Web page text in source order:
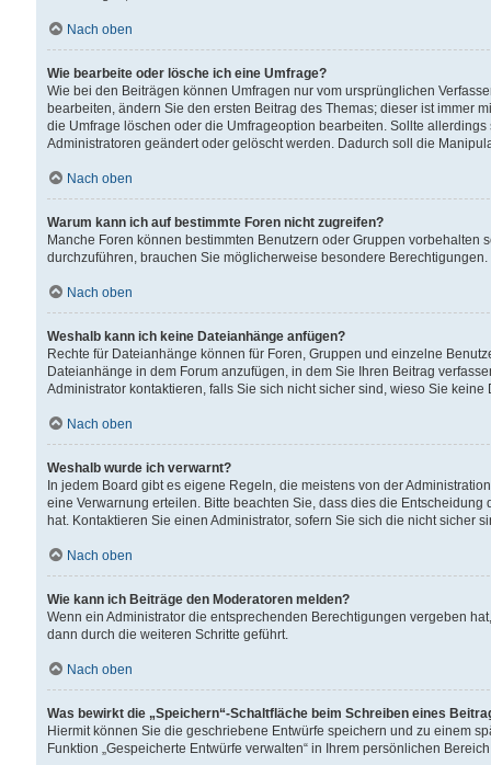
Nach oben
Wie bearbeite oder lösche ich eine Umfrage?
Wie bei den Beiträgen können Umfragen nur vom ursprünglichen
bearbeiten, ändern Sie den ersten Beitrag des Themas; dieser ist immer
die Umfrage löschen oder die Umfrageoption bearbeiten. Sollte
Administratoren geändert oder gelöscht werden. Dadurch soll die
Nach oben
Warum kann ich auf bestimmte Foren nicht zugreifen?
Manche Foren können bestimmten Benutzern oder Gruppen
durchzuführen, brauchen Sie möglicherweise besondere
Nach oben
Weshalb kann ich keine Dateianhänge anfügen?
Rechte für Dateianhänge können für Foren, Gruppen und einzelne
Dateianhänge in dem Forum anzufügen, in dem Sie Ihren Beitrag
Administrator kontaktieren, falls Sie sich nicht sicher sind, wieso Sie
Nach oben
Weshalb wurde ich verwarnt?
In jedem Board gibt es eigene Regeln, die meistens von der
eine Verwarnung erteilen. Bitte beachten Sie, dass dies die
hat. Kontaktieren Sie einen Administrator, sofern Sie sich die nicht sicher
Nach oben
Wie kann ich Beiträge den Moderatoren melden?
Wenn ein Administrator die entsprechenden Berechtigungen vergeben
dann durch die weiteren Schritte geführt.
Nach oben
Was bewirkt die „Speichern“-Schaltfläche beim Schreiben eines
Hiermit können Sie die geschriebene Entwürfe speichern und zu einem
Funktion „Gespeicherte Entwürfe verwalten“ in Ihrem persönlichen